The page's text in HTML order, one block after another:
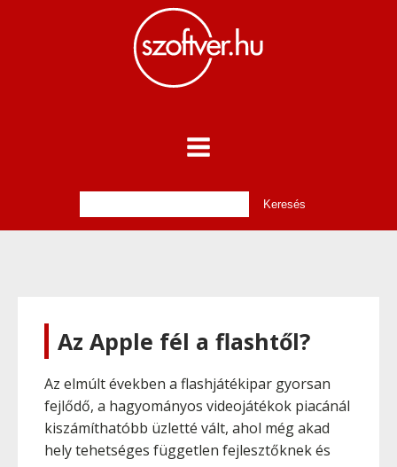
Az Apple fél a flashtől?
Az elmúlt években a flashjátékipar gyorsan
fejlődő, a hagyományos videojátékok piacánál
kiszámíthatóbb üzletté vált, ahol még akad
hely tehetséges független fejlesztőknek és